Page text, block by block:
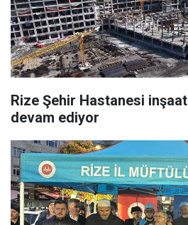
Rize Şehir Hastanesi
devam ediyor